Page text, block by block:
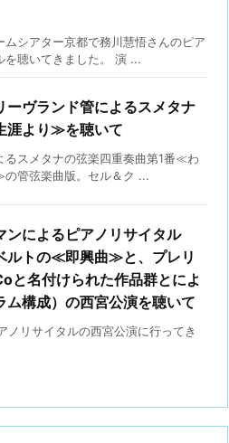
ムシアター京都で務川慧悟さんのピア
を聴いてきました。 演 ...
ーヴランド管によるスメタナ
涯より≫を聴いて
るスメタナの弦楽四重奏曲第1番≪わ
管弦楽曲版。セル＆ク ...
ンによるピアノリサイタル
ルトの≪即興曲≫と、プレリ
と名付けられた作品群とによ
ム構成）の西宮公演を聴いて
ノリサイタルの西宮公演に行ってき